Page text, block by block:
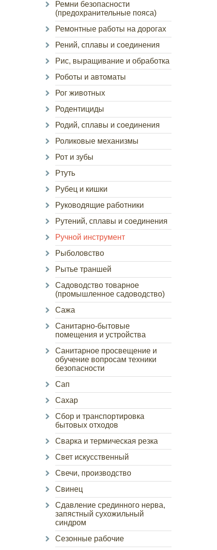
Ремни безопасности
(предохранительные пояса)
Ремонтные работы на дорогах
Рений, сплавы и соединения
Рис, выращивание и обработка
Роботы и автоматы
Рог животных
Родентициды
Родий, сплавы и соединения
Роликовые механизмы
Рот и зубы
Ртуть
Рубец и кишки
Руководящие работники
Рутений, сплавы и соединения
Ручной инструмент
Рыболовство
Рытье траншей
Садоводство товарное
(промышленное садоводство)
Сажа
Санитарно-бытовые
помещения и устройства
Санитарное просвещение и
обучение вопросам техники
безопасности
Сап
Сахар
Сбор и транспортировка
бытовых отходов
Сварка и термическая резка
Свет искусственный
Свечи, производство
Свинец
Сдавление срединного нерва,
запястный сухожильный
синдром
Сезонные рабочие